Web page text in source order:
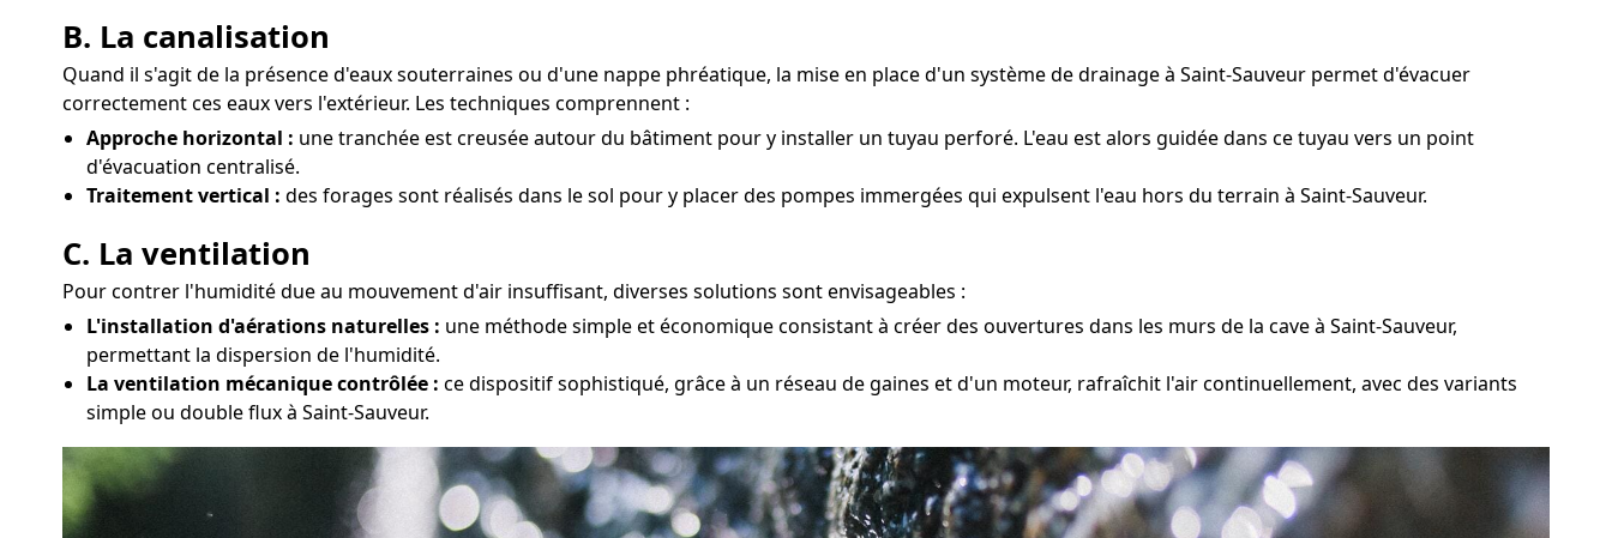
B. La canalisation
Quand il s'agit de la présence d'eaux souterraines ou d'une nappe phréatique, la mise en place d'un système de drainage à Saint-Sauveur permet d'évacuer
correctement ces eaux vers l'extérieur. Les techniques comprennent :
Approche horizontal : une tranchée est creusée autour du bâtiment pour y installer un tuyau perforé. L'eau est alors guidée dans ce tuyau vers un point
d'évacuation centralisé.
Traitement vertical : des forages sont réalisés dans le sol pour y placer des pompes immergées qui expulsent l'eau hors du terrain à Saint-Sauveur.
C. La ventilation
Pour contrer l'humidité due au mouvement d'air insuffisant, diverses solutions sont envisageables :
L'installation d'aérations naturelles : une méthode simple et économique consistant à créer des ouvertures dans les murs de la cave à Saint-Sauveur,
permettant la dispersion de l'humidité.
La ventilation mécanique contrôlée : ce dispositif sophistiqué, grâce à un réseau de gaines et d'un moteur, rafraîchit l'air continuellement, avec des variants
simple ou double flux à Saint-Sauveur.